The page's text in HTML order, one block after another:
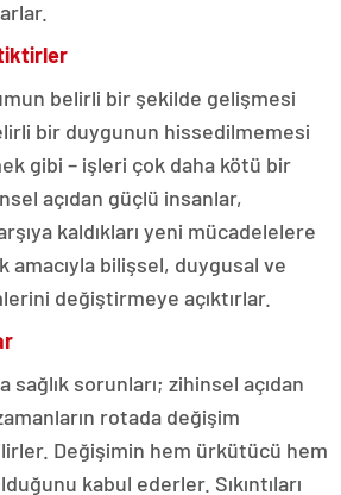
belirli bir şekilde gelişmesi
bir duygunun hissedilmemesi
gibi – işleri çok daha kötü bir
açıdan güçlü insanlar,
kaldıkları yeni mücadelelere
amacıyla bilişsel, duygusal ve
değiştirmeye açıktırlar.
sağlık sorunları; zihinsel açıdan
rotada değişim
Değişimin hem ürkütücü hem
kabul ederler. Sıkıntıları